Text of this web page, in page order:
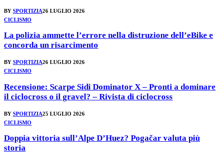
BY SPORTIZIA26 LUGLIO 2026
CICLISMO
La polizia ammette l’errore nella distruzione dell’eBike e
concorda un risarcimento
BY SPORTIZIA26 LUGLIO 2026
CICLISMO
Recensione: Scarpe Sidi Dominator X – Pronti a dominare
il ciclocross o il gravel? – Rivista di ciclocross
BY SPORTIZIA25 LUGLIO 2026
CICLISMO
Doppia vittoria sull’Alpe D’Huez? Pogačar valuta più
storia